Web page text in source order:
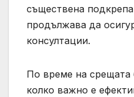
съществена
продължава да
консултации.
По време на срещата
колко важно е